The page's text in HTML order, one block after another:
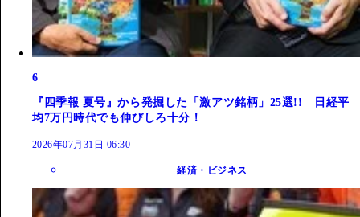
6
『四季報 夏号』から発掘した「激アツ銘柄」25選!! 日経平
均7万円時代でも伸びしろ十分！
2026年07月31日 06:30
経済・ビジネス